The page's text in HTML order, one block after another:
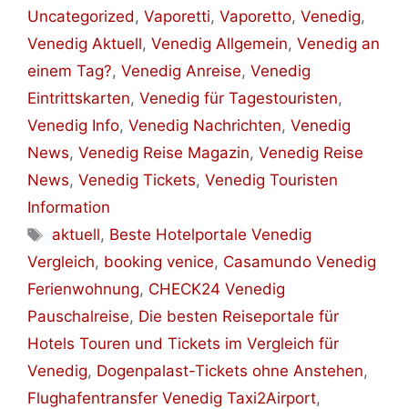
Uncategorized, Vaporetti, Vaporetto, Venedig,
Venedig Aktuell, Venedig Allgemein, Venedig an
einem Tag?, Venedig Anreise, Venedig
Eintrittskarten, Venedig für Tagestouristen,
Venedig Info, Venedig Nachrichten, Venedig
News, Venedig Reise Magazin, Venedig Reise
News, Venedig Tickets, Venedig Touristen
Information
Schlagwörter
aktuell, Beste Hotelportale Venedig
Vergleich, booking venice, Casamundo Venedig
Ferienwohnung, CHECK24 Venedig
Pauschalreise, Die besten Reiseportale für
Hotels Touren und Tickets im Vergleich für
Venedig, Dogenpalast-Tickets ohne Anstehen,
Flughafentransfer Venedig Taxi2Airport,